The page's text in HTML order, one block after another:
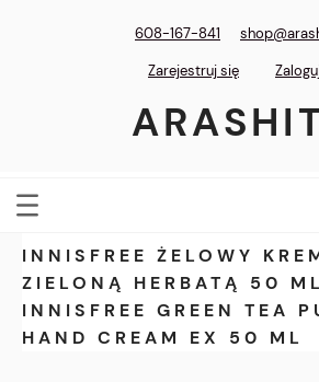
608-167-841
Zarejestruj się
INNISFREE ŻELOWY
ZIELONĄ HERBATĄ 50
INNISFREE GREEN TEA
HAND CREAM EX 50 ML